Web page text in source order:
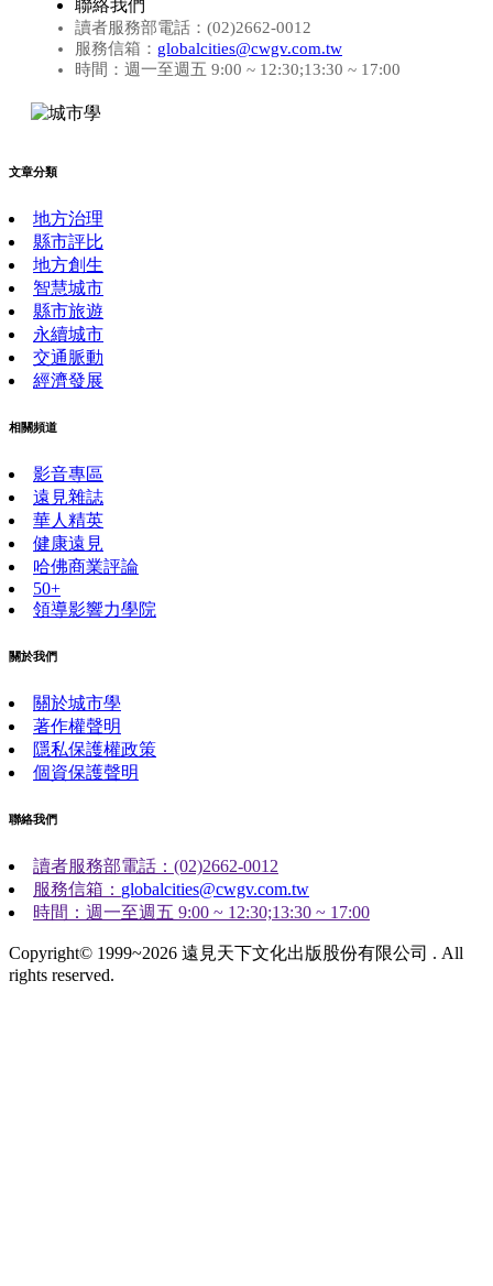
聯絡我們
讀者服務部電話：(02)2662-0012
服務信箱： globalcities@cwgv.com.tw
時間：週一至週五 9:00 ~ 12:30;13:30 ~ 17:00
文章分類
地方治理
縣市評比
地方創生
智慧城市
縣市旅遊
永續城市
交通脈動
經濟發展
相關頻道
影音專區
遠見雜誌
華人精英
健康遠見
哈佛商業評論
50+
領導影響力學院
關於我們
關於城市學
著作權聲明
隱私保護權政策
個資保護聲明
聯絡我們
讀者服務部電話：(02)2662-0012
服務信箱： globalcities@cwgv.com.tw
時間：週一至週五 9:00 ~ 12:30;13:30 ~ 17:00
Copyright© 1999~2026 遠見天下文化出版股份有限公司 . All
rights reserved.